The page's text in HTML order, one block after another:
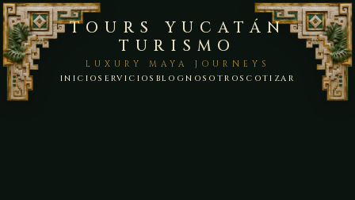
TOURS YUCATÁN
TURISMO
LUXURY MAYA JOURNEYS
INICIO SERVICIOS BLOGNOSOTROS COTIZAR